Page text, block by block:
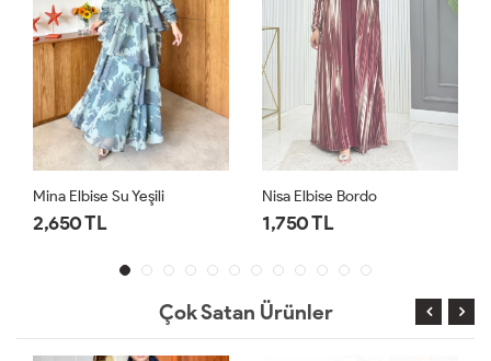
Mina Elbise Su Yeşili
2,650 TL
Nisa Elbise Bordo
1,750 TL
Çok Satan Ürünler